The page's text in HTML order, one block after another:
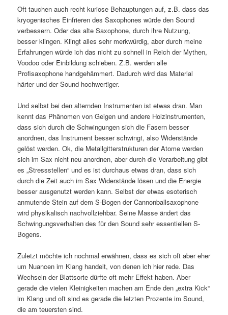
Oft tauchen auch recht kuriose Behauptungen auf, z.B. dass das
kryogenisches Einfrieren des Saxophones würde den Sound
verbessern. Oder das alte Saxophone, durch ihre Nutzung,
besser klingen. Klingt alles sehr merkwürdig, aber durch meine
Erfahrungen würde ich das nicht zu schnell in Reich der Mythen,
Voodoo oder Einbildung schieben. Z.B. werden alle
Profisaxophone handgehämmert. Dadurch wird das Material
härter und der Sound hochwertiger.
Und selbst bei den alternden Instrumenten ist etwas dran. Man
kennt das Phänomen von Geigen und andere Holzinstrumenten,
dass sich durch die Schwingungen sich die Fasern besser
anordnen, das Instrument besser schwingt, also Widerstände
gelöst werden. Ok, die Metallgitterstrukturen der Atome werden
sich im Sax nicht neu anordnen, aber durch die Verarbeitung gibt
es „Stressstellen“ und es ist durchaus etwas dran, dass sich
durch die Zeit auch im Sax Widerstände lösen und die Energie
besser ausgenutzt werden kann. Selbst der etwas esoterisch
anmutende Stein auf dem S-Bogen der Cannonballsaxophone
wird physikalisch nachvollziehbar. Seine Masse ändert das
Schwingungsverhalten des für den Sound sehr essentiellen S-
Bogens.
Zuletzt möchte ich nochmal erwähnen, dass es sich oft aber eher
um Nuancen im Klang handelt, von denen ich hier rede. Das
Wechseln der Blattsorte dürfte oft mehr Effekt haben. Aber
gerade die vielen Kleinigkeiten machen am Ende den „extra Kick“
im Klang und oft sind es gerade die letzten Prozente im Sound,
die am teuersten sind.